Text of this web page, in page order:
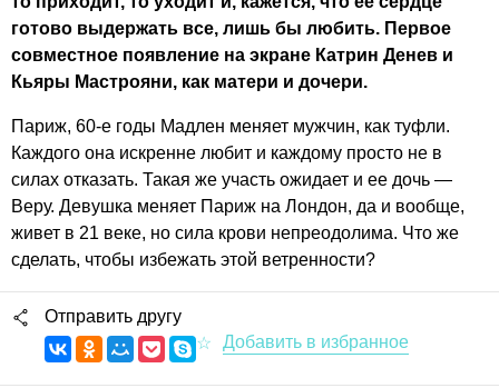
готово выдержать все, лишь бы любить. Первое
совместное появление на экране Катрин Денев и
Кьяры Мастрояни, как матери и дочери.
Париж, 60-е годы Мадлен меняет мужчин, как туфли.
Каждого она искренне любит и каждому просто не в
силах отказать. Такая же участь ожидает и ее дочь —
Веру. Девушка меняет Париж на Лондон, да и вообще,
живет в 21 веке, но сила крови непреодолима. Что же
сделать, чтобы избежать этой ветренности?
Отправить другу